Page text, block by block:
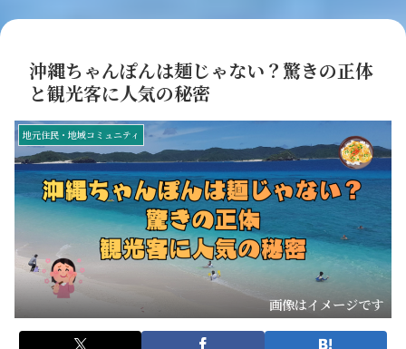
沖縄ちゃんぽんは麺じゃない？驚きの正体
と観光客に人気の秘密
地元住民・地域コミュニティ
画像はイメージです